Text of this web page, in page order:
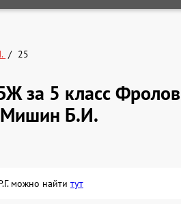
25
за 5 класс Фролов
Б.И.
можно найти тут